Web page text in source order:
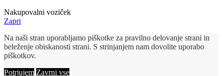
Nakupovalni voziček
Zapri
Na naši stran uporabljamo piškotke za pravilno delovanje strani in
beleženje obiskanosti strani. S strinjanjem nam dovolite uporabo
piškotkov.
Potrjujem Zavrni vse